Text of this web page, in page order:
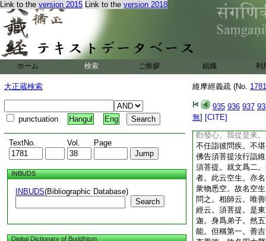
Link to the version 2015 Link to the version 2018
ホーム 検索 ご挨拶 組織 利
大正蔵検索
punctuation Hangul Eng
TextNo. Vol. Page
INBUDS
INBUDS(Bibliographic Database)
Search
Digital Dictionary of Buddhism
維摩經義疏 (No.
935 936 937
無] [CITE]
小福。得食則獲五
損。故損益據迦葉
此第六總結。如上
道。則能自利利人
即於一切菩薩深起
辨才智慧乃能如是
三菩提心我從是來
行。此第三明迦葉
有。二得敬勝人。
名者。在家大士。
勸發心。我從是來
不任詣彼問疾。不
佛告須菩提汝行詣
須菩提。就文爲二
者。此云空生。亦
衆物悉空。故名空
問之。相師云。唯
經云。須菩提。是
迦。身爲弟子。然
能。但稱第一。善